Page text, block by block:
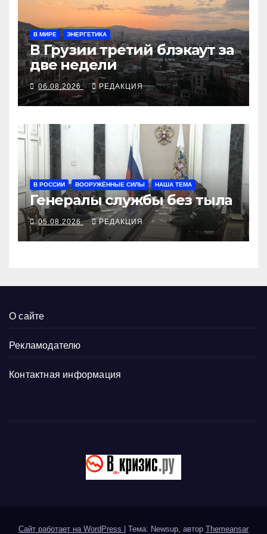
В МИРЕ ЭНЕРГЕТИКА
В Грузии третий блэкаут за
две недели
06.08.2026 РЕДАКЦИЯ
В РОССИИ ВООРУЖЁННЫЕ СИЛЫ НАША ТЕМА
Генералы службы без тыла
05.08.2026 РЕДАКЦИЯ
О сайте
Рекламодателю
Контактная информация
Сайт работает на WordPress | Тема: Newsup, автор Themeansar